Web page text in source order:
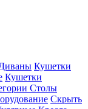
Кушетки
Кушетки
Столы
Скрыть